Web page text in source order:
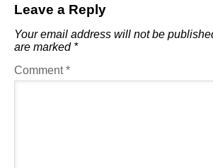
Leave a Reply
Your email address will not be
are marked *
Comment*